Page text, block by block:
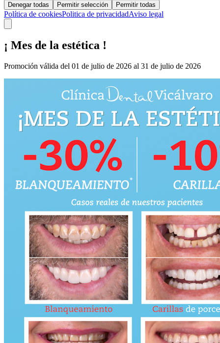
Denegar todas Permitir selección Permitir todas
Política de cookiesPolitica de privacidadAviso legal
¡ Mes de la estética !
Promoción válida del 01 de julio de 2026 al 31 de julio de 2026